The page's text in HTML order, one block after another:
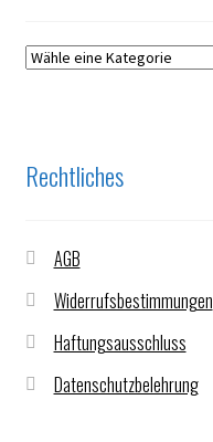
Rechtliches
AGB
Widerrufsbestimmungen
Haftungsausschluss
Datenschutzbelehrung